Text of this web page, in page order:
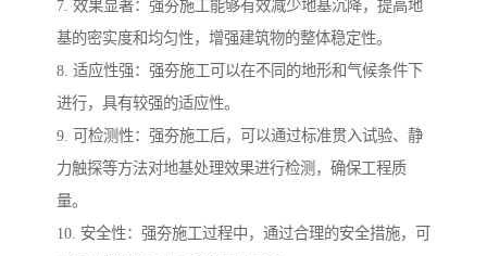
7. 效果显著：强夯施工能够有效减少地基沉降，提高地
基的密实度和均匀性，增强建筑物的整体稳定性。
8. 适应性强：强夯施工可以在不同的地形和气候条件下
进行，具有较强的适应性。
9. 可检测性：强夯施工后，可以通过标准贯入试验、静
力触探等方法对地基处理效果进行检测，确保工程质
量。
10. 安全性：强夯施工过程中，通过合理的安全措施，可